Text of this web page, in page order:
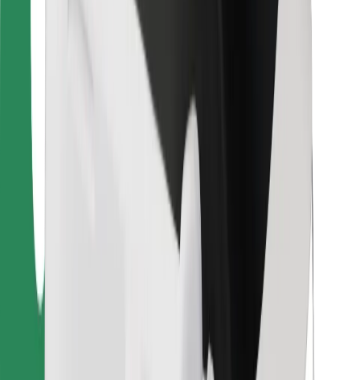
Restoranams
„Bolt for Business“
Paslaugų teikėjai
Automobilis atvyks per kelias minutes!
Atsisiųsti programėlę „Bolt“
Atsisiųsti programėlę „Bolt Food“